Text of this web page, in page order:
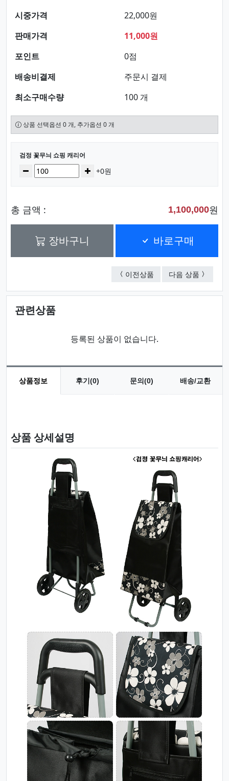
시중가격
22,000원
판매가격
11,000원
포인트
0점
배송비결제
주문시 결제
최소구매수량
100 개
상품 선택옵션 0 개, 추가옵션 0 개
선택된 옵션
검정 꽃무늬 쇼핑 캐리어
수량감소 증가+0원
총 금액 : 1,100,000원
장바구니 바로구매
이전상품 검정 나뭇잎 쇼핑 캐리
다음 상품 보온보
관련상품
등록된 상품이 없습니다.
상품정보 후기(0) 문의(0) 배송/교환
상품 상세설명